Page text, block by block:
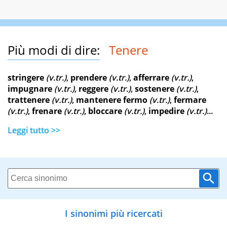
Più modi di dire: Tenere
stringere (v.tr.), prendere (v.tr.),afferrare (v.tr.),
impugnare (v.tr.), reggere (v.tr.),sostenere (v.tr.),
trattenere (v.tr.), mantenere fermo (v.tr.),fermare
(v.tr.),frenare (v.tr.), bloccare (v.tr.), impedire (v.tr.)...
Leggi tutto >>
I sinonimi più ricercati